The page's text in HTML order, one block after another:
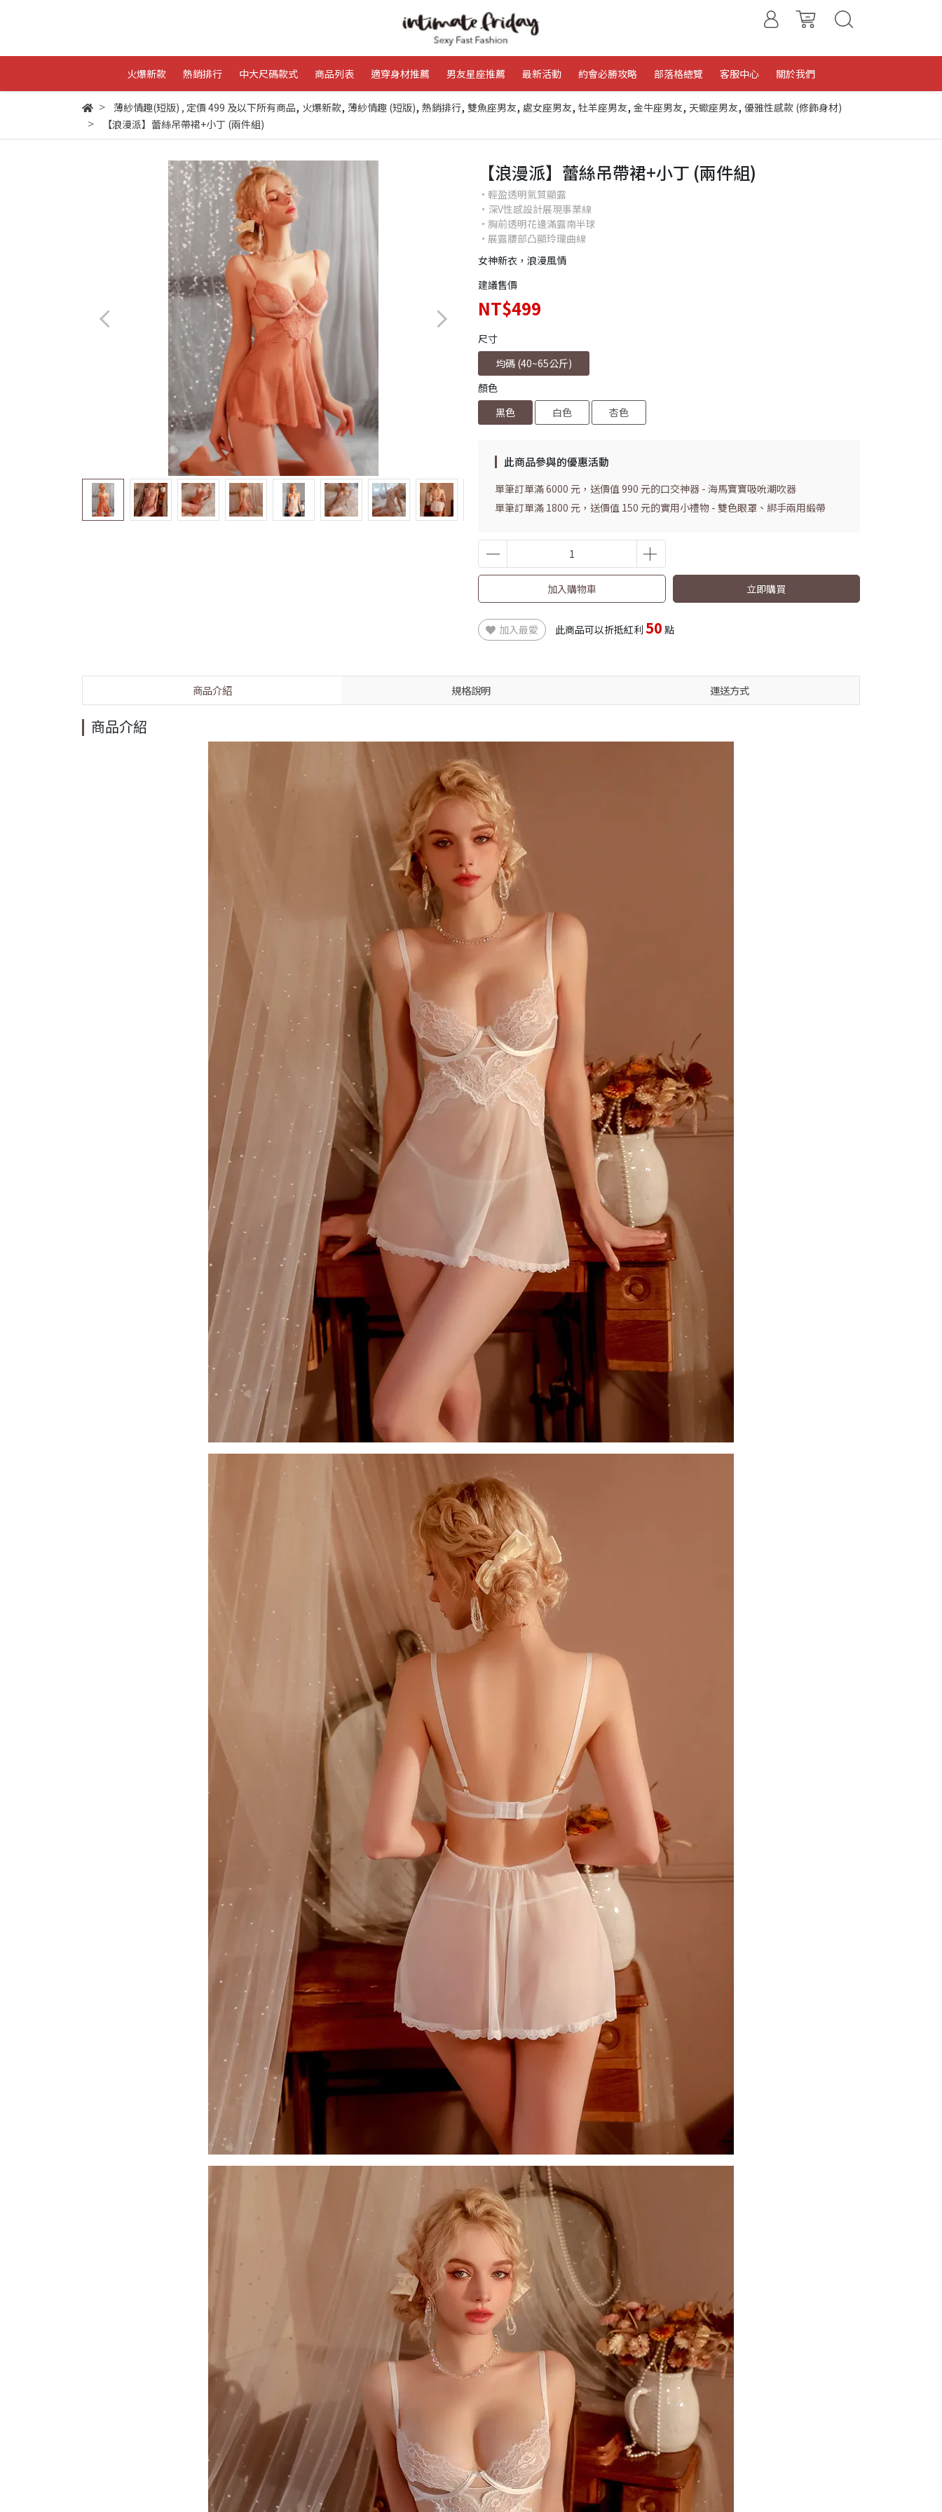
火爆新款 熱銷排行 中大尺碼款式 商品列表 適穿身材推薦 男友星座推薦 最新活動 約會必勝攻略 部落格總覽 客服中心 關於我們
薄紗情趣(短版) , 定價 499 及以下所有商品, 火爆新款, 薄紗情趣 (短版), 熱銷排行, 雙魚座男友, 處女座男友, 牡羊座男友, 金牛座男友, 天蠍座男友, 優雅性感款 (修飾身材)
【浪漫派】蕾絲吊帶裙+小丁 (兩件組)
【浪漫派】蕾絲吊帶裙+小丁 (兩件組)
•輕盈透明氣質顯露
•深V性感設計展現事業線
•胸前透明花邊滿露南半球
•展露腰部凸顯玲瓏曲線
女神新衣，浪漫風情
建議售價
NT$499
尺寸
均碼 (40~65公斤)
顏色
黑色
白色 杏色
此商品參與的優惠活動
單筆訂單滿 6000 元，送價值 990 元的口交神器 - 海馬寶寶吸吮潮吹器
單筆訂單滿 1800 元，送價值 150 元的實用小禮物 - 雙色眼罩、綁手兩用緞帶
加入購物車 立即購買
加入最愛 此商品可以折抵紅利 50 點
商品介紹 規格說明 運送方式
商品介紹